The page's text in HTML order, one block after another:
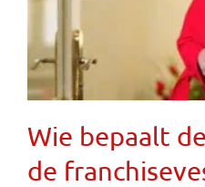
Wie bepaalt
de